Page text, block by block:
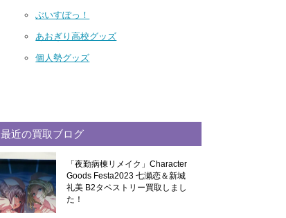
ぶいすぽっ！
あおぎり高校グッズ
個人勢グッズ
最近の買取ブログ
「夜勤病棟リメイク」Character
Goods Festa2023 七瀬恋＆新城
礼美 B2タペストリー買取しまし
た！